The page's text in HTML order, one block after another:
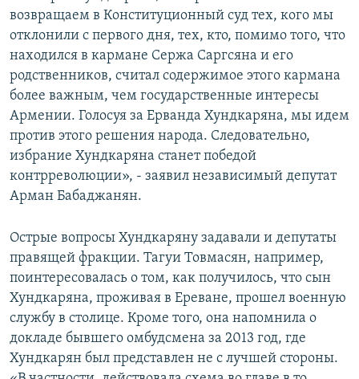
возвращаем в Конституционный суд тех, кого мы
отклонили с первого дня, тех, кто, помимо того, что
находился в кармане Сержа Саргсяна и его
родственников, считал содержимое этого кармана
более важным, чем государственные интересы
Армении. Голосуя за Ерванда Хундкаряна, мы идем
против этого решения народа. Следовательно,
избрание Хундкаряна станет победой
контрреволюции», - заявил независимый депутат
Арман Бабаджанян.
Острые вопросы Хундкаряну задавали и депутаты
правящей фракции. Тагуи Товмасян, например,
поинтересовалась о том, как получилось, что сын
Хундкаряна, проживая в Ереване, прошел военную
службу в столице. Кроме того, она напомнила о
докладе бывшего омбудсмена за 2013 год, где
Хундкарян был представлен не с лучшей стороны.